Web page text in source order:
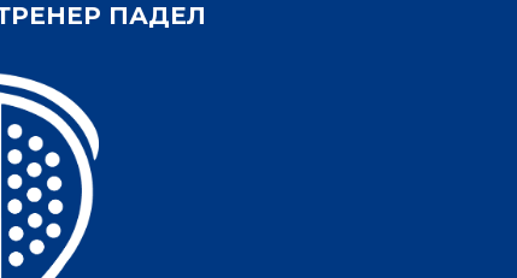
ПАДЕЛ